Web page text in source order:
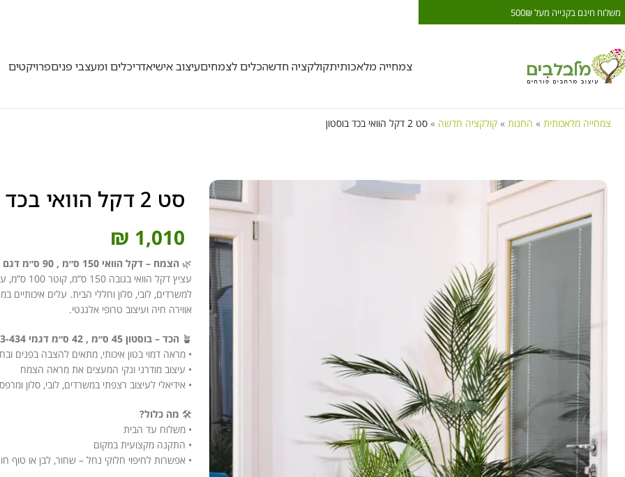
צמחייה מלאכותיתקולקציה חדשהכלים לצמחיםעיצוב אישיאדריכלים ומעצבי פניםפרויקטים
צמחייה מלאכותית » החנות » קולקציה חדשה » סט 2 דקל הוואי בכד בוסטון
סט 2 דקל הוואי בכד בוסטון
₪ 1,010
🌿 הצמח – דקל הוואי 150 ס״מ , 90 ס״מ דגם 187, 106:
למשרדים, לובי, סלון וחללי הבית. עלים איכותיים
אווירה חיה ועיצוב טרופי אלגנטי.
🪴 הכד – בוסטון 45 ס״מ , 42 ס״מ דגמי 433-434:
• מראה דמוי בטון איכותי, מתאים להצבה בפנים
• עיצוב מודרני ונקי המעצים את מראה הצמח
• אידיאלי לעיצוב רצפתי במשרדים, לובי, סלון
🛠️ מה כלול?
• משלוח עד הבית
• התקנה מקצועית במקום
• אפשרות לחיפוי חלוקי נחל – שחור, לבן או טוף
משלוח חינם בקנייה מעל 500₪